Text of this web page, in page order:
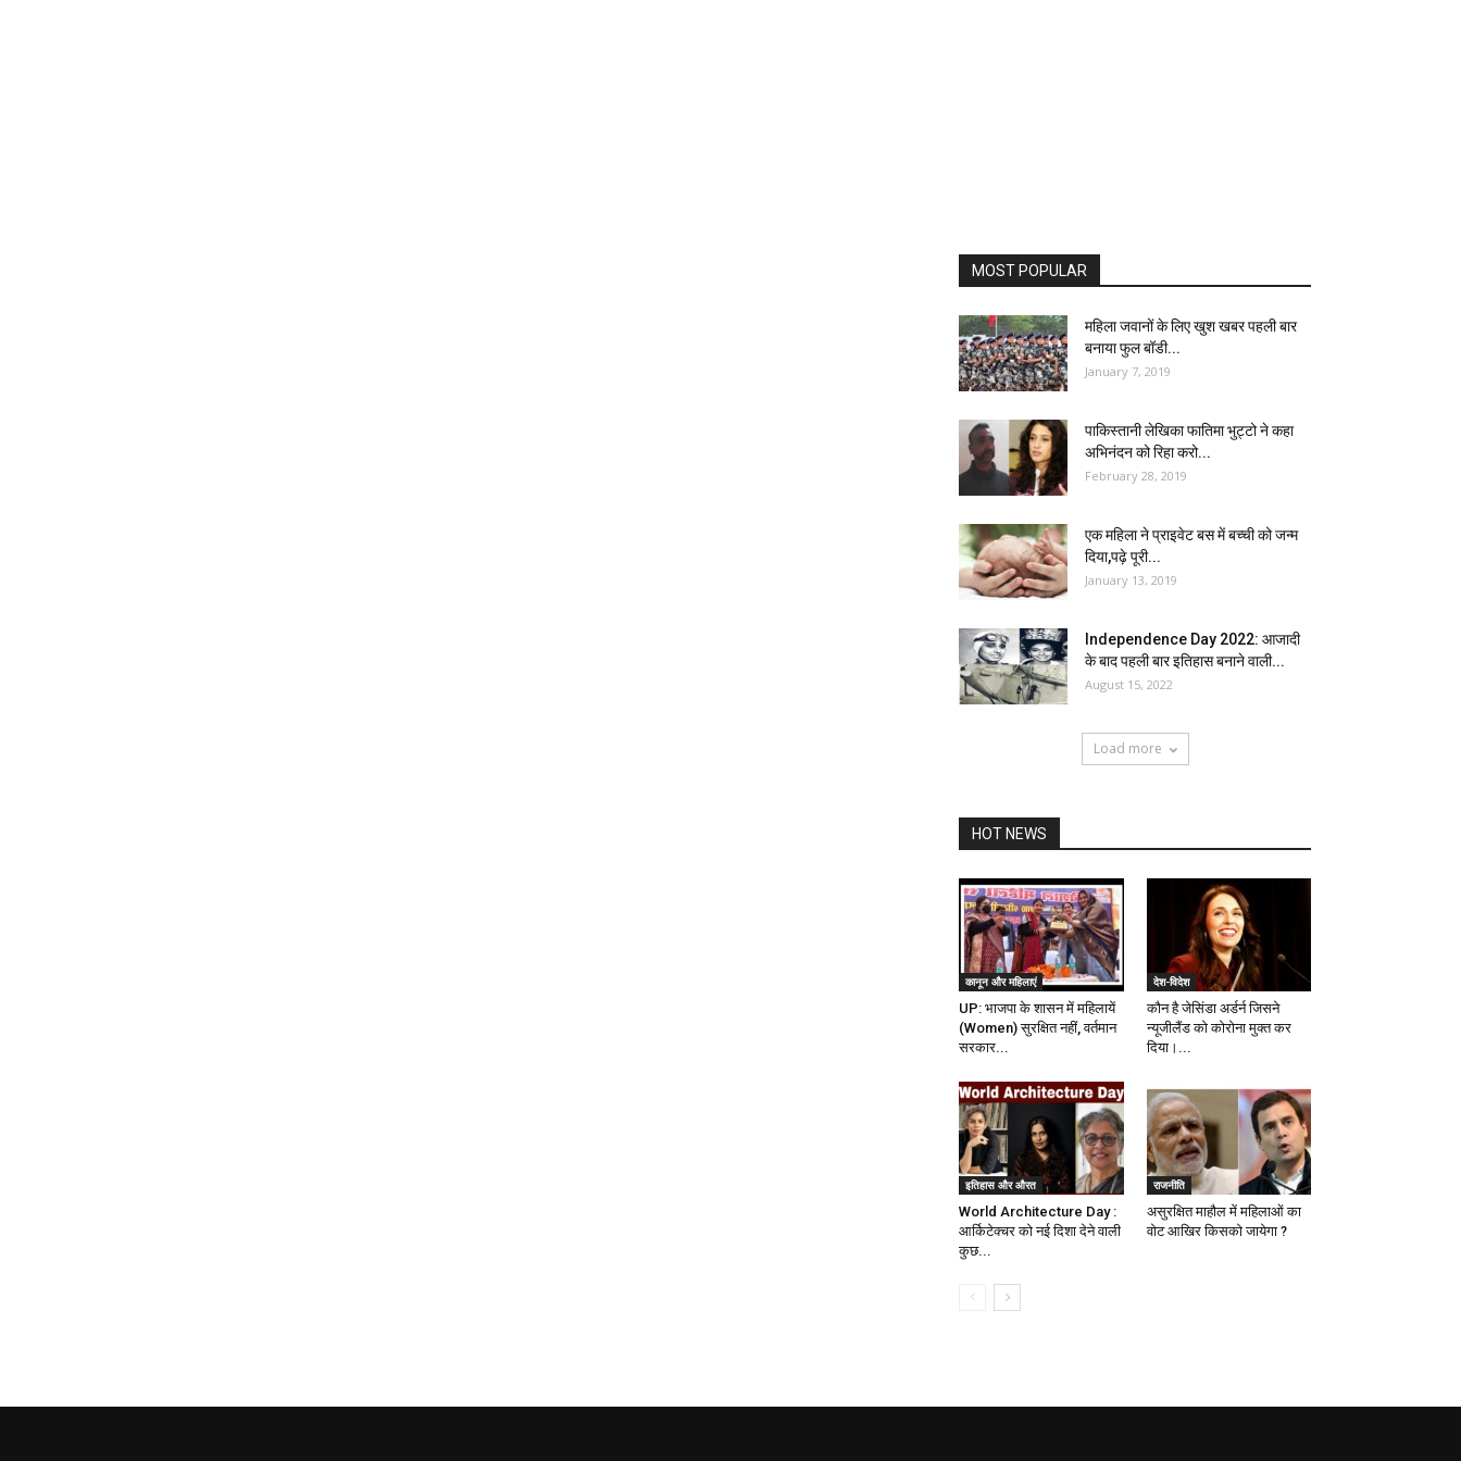
MOST POPULAR
महिला जवानों के लिए खुश खबर पहली बार
बनाया फुल बॉडी...
January 7, 2019
पाकिस्तानी लेखिका फातिमा भुट्टो ने कहा
अभिनंदन को रिहा करो...
February 28, 2019
एक महिला ने प्राइवेट बस में बच्ची को जन्म
दिया,पढ़े पूरी...
January 13, 2019
Independence Day 2022: आजादी
के बाद पहली बार इतिहास बनाने वाली...
August 15, 2022
Load more
HOT NEWS
कानून और महिलाएं
UP: भाजपा के शासन में महिलायें
(Women) सुरक्षित नहीं, वर्तमान
सरकार...
देश-विदेश
कौन है जेसिंडा अर्डर्न जिसने
न्यूजीलैंड को कोरोना मुक्त कर
दिया।...
इतिहास और औरत
World Architecture Day :
आर्किटेक्चर को नई दिशा देने वाली
कुछ...
राजनीति
असुरक्षित माहौल में महिलाओं का
वोट आखिर किसको जायेगा ?